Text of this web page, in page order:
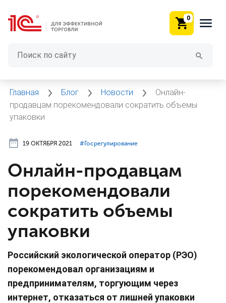
0
Главная Блог Новости
Онлайн-
продавцам порекомендовали сократить объемы
упаковки
19 ОКТЯБРЯ 2021 #⁣Госрегулирование
Онлайн-продавцам
порекомендовали
сократить объемы
упаковки
Российский экологической оператор (РЭО)
порекомендовал организациям и
предпринимателям, торгующим через
интернет, отказаться от лишней упаковки